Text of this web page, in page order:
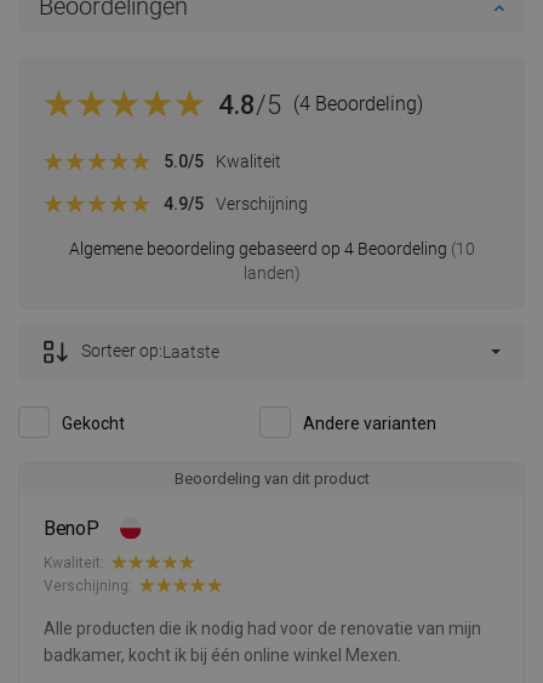
Beoordelingen
4.8/5 (4 Beoordeling)
Algemene beoordeling gebaseerd op 4 Beoordeling (10
landen)
5.0/5 Kwaliteit
4.9/5 Verschijning
Gekocht Andere varianten
Sorteer op:Laatste
Beoordeling van dit product
BenoP
Kwaliteit:
Verschijning:
Alle producten die ik nodig had voor de renovatie van mijn
badkamer, kocht ik bij één online winkel Mexen.